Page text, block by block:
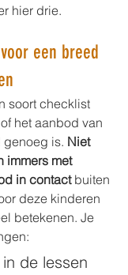
hier drie.
een breed
soort checklist
het aanbod van
is. Niet
immers met
in contact buiten
deze kinderen
betekenen. Je
de lessen